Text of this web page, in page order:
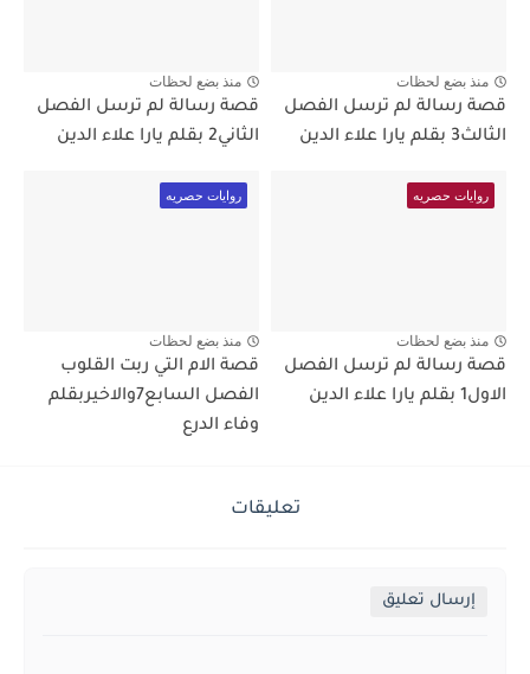
منذ بضع لحظات
قصة رسالة لم ترسل الفصل
الثالث3 بقلم يارا علاء الدين
منذ بضع لحظات
قصة رسالة لم ترسل الفصل
الثاني2 بقلم يارا علاء الدين
روايات حصريه
منذ بضع لحظات
قصة رسالة لم ترسل الفصل
الاول1 بقلم يارا علاء الدين
روايات حصريه
منذ بضع لحظات
قصة الام التي ربت القلوب
الفصل السابع7والاخيربقلم
وفاء الدرع
تعليقات
إرسال تعليق